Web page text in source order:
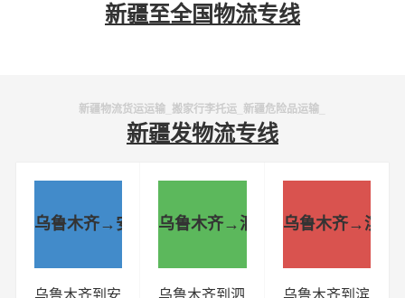
新疆至全国物流专线
新疆物流货运运输_搬家行李托运_新疆危险品运输_
新疆发物流专线
乌鲁木齐→安州区
乌鲁木齐到安
乌鲁木齐→泗水县
乌鲁木齐到泗
乌鲁木齐→滨海
乌鲁木齐到滨